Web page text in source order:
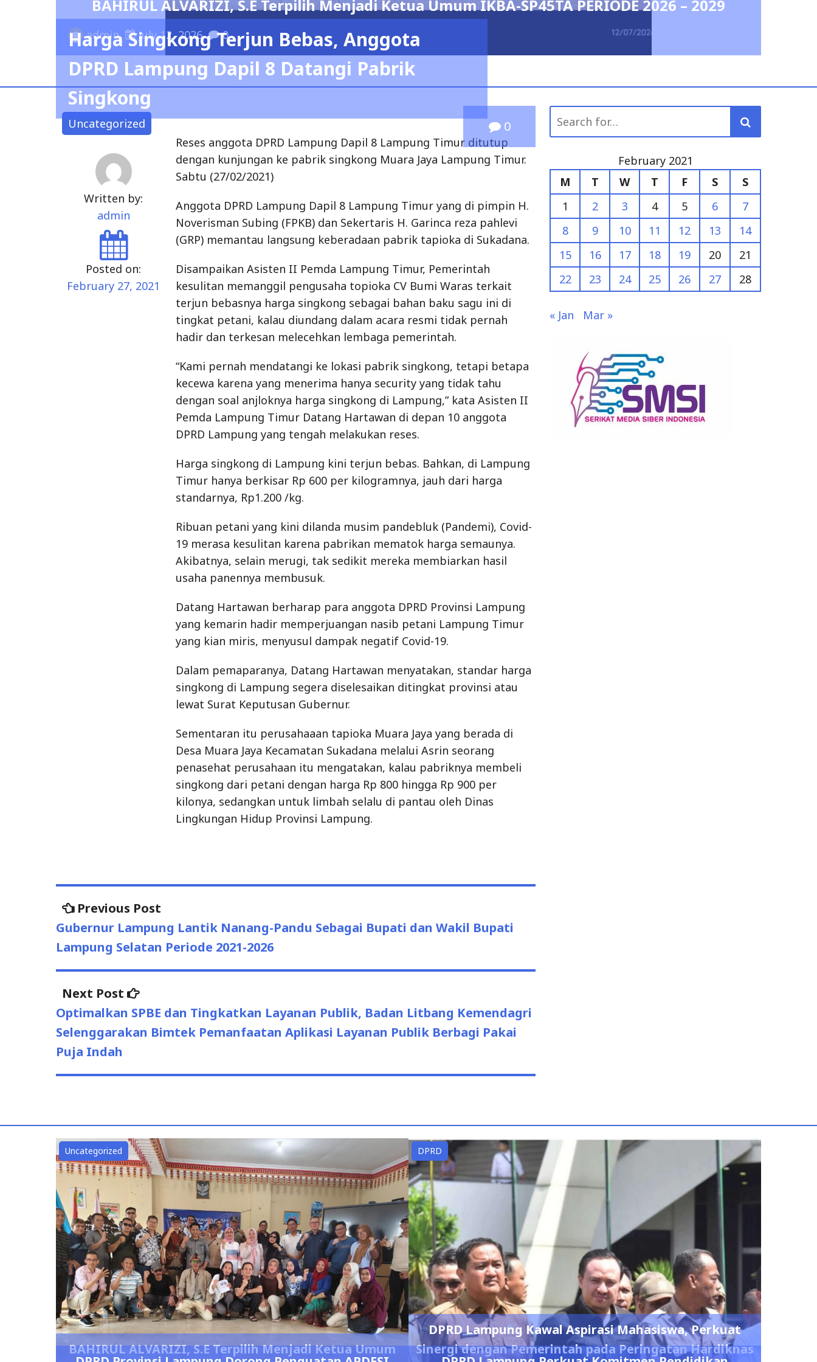
Menjadi Ketua Umum IKBA-SP45TA PERIODE 2026 – 2029
May 6, 2026 0
Uncategorized 0
Harga Singkong Terjun Bebas, Anggota
DPRD Lampung Dapil 8 Datangi Pabrik
Singkong
Written by:
admin
Posted on:
February 27, 2021
Reses anggota DPRD Lampung Dapil 8 Lampung Timur ditutup
dengan kunjungan ke pabrik singkong Muara Jaya Lampung Timur.
Sabtu (27/02/2021)
Anggota DPRD Lampung Dapil 8 Lampung Timur yang di pimpin H.
Noverisman Subing (FPKB) dan Sekertaris H. Garinca reza pahlevi
(GRP) memantau langsung keberadaan pabrik tapioka di Sukadana.
Disampaikan Asisten II Pemda Lampung Timur, Pemerintah
kesulitan memanggil pengusaha topioka CV Bumi Waras terkait
terjun bebasnya harga singkong sebagai bahan baku sagu ini di
tingkat petani, kalau diundang dalam acara resmi tidak pernah
hadir dan terkesan melecehkan lembaga pemerintah.
“Kami pernah mendatangi ke lokasi pabrik singkong, tetapi betapa
kecewa karena yang menerima hanya security yang tidak tahu
dengan soal anjloknya harga singkong di Lampung,” kata Asisten II
Pemda Lampung Timur Datang Hartawan di depan 10 anggota
DPRD Lampung yang tengah melakukan reses.
Harga singkong di Lampung kini terjun bebas. Bahkan, di Lampung
Timur hanya berkisar Rp 600 per kilogramnya, jauh dari harga
standarnya, Rp1.200 /kg.
Ribuan petani yang kini dilanda musim pandebluk (Pandemi), Covid-
19 merasa kesulitan karena pabrikan mematok harga semaunya.
Akibatnya, selain merugi, tak sedikit mereka membiarkan hasil
usaha panennya membusuk.
Datang Hartawan berharap para anggota DPRD Provinsi Lampung
yang kemarin hadir memperjuangan nasib petani Lampung Timur
yang kian miris, menyusul dampak negatif Covid-19.
Dalam pemaparanya, Datang Hartawan menyatakan, standar harga
singkong di Lampung segera diselesaikan ditingkat provinsi atau
lewat Surat Keputusan Gubernur.
Sementaran itu perusahaaan tapioka Muara Jaya yang berada di
Desa Muara Jaya Kecamatan Sukadana melalui Asrin seorang
penasehat perusahaan itu mengatakan, kalau pabriknya membeli
singkong dari petani dengan harga Rp 800 hingga Rp 900 per
kilonya, sedangkan untuk limbah selalu di pantau oleh Dinas
Lingkungan Hidup Provinsi Lampung.
Post
navigation
Previous Post
post:
Gubernur Lampung Lantik Nanang-Pandu Sebagai Bupati dan Wakil Bupati
Lampung Selatan Periode 2021-2026
Next Post
Next
post:
Optimalkan SPBE dan Tingkatkan Layanan Publik, Badan Litbang Kemendagri
Selenggarakan Bimtek Pemanfaatan Aplikasi Layanan Publik Berbagi Pakai
Puja Indah
for:
February 2021
M
T W T F S
S
1
2 3 4 5 6
7
8
9 10 11 12 13
14
15
16 17 18 19 20
21
22
23 24 25 26 27 28
« Jan Mar »
Uncategorized
BAHIRUL ALVARIZI, S.E Terpilih Menjadi Ketua Umum
DPRD
DPRD Lampung Kawal Aspirasi Mahasiswa, Perkuat
Sinergi dengan Pemerintah pada Peringatan Hardiknas